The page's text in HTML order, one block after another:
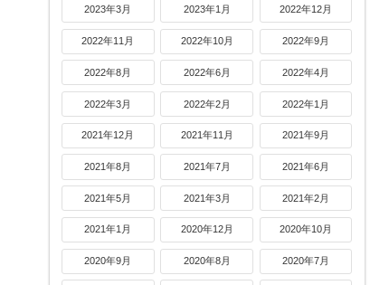
2023年3月 2023年1月 2022年12月
2022年11月 2022年10月 2022年9月
2022年8月 2022年6月 2022年4月
2022年3月 2022年2月 2022年1月
2021年12月 2021年11月 2021年9月
2021年8月 2021年7月 2021年6月
2021年5月 2021年3月 2021年2月
2021年1月 2020年12月 2020年10月
2020年9月 2020年8月 2020年7月